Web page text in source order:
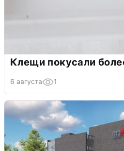
Клещи покусали
6 августа 1